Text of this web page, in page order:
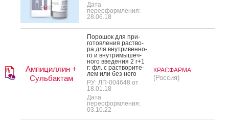
Дата
переоформления:
28.06.18
Ампициллин +
Сульбактам
По­рошок для при­
готов­ле­ния рас­тво­
ра для внут­ри­вен­но­
го и внут­ри­мышеч­
но­го вве­дения 2 г+1
г: фл. с рас­тво­рите­
лем или без не­го
РУ: ЛП-004648 от
18.01.18
Дата
переоформления:
03.10.22
КРАСФАРМА
(Россия)